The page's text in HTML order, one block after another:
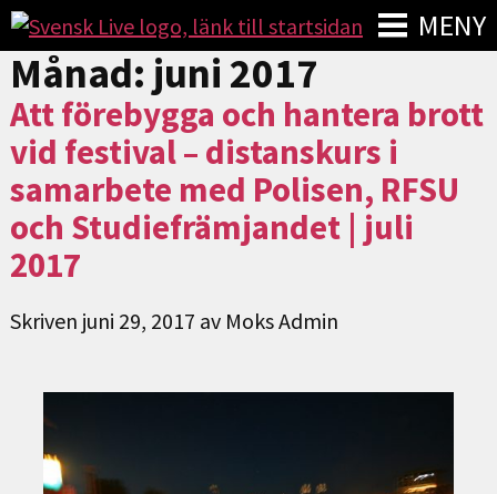
MENY
Månad: juni 2017
Att förebygga och hantera brott
vid festival – distanskurs i
samarbete med Polisen, RFSU
och Studiefrämjandet | juli
2017
Skriven juni 29, 2017 av Moks Admin